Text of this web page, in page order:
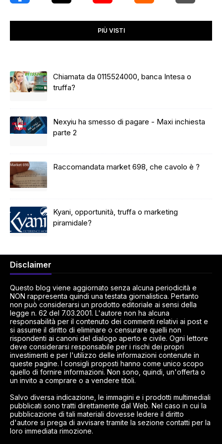
PIÙ VISTI
Chiamata da 0115524000, banca Intesa o
truffa?
Nexyiu ha smesso di pagare - Maxi inchiesta
parte 2
Raccomandata market 698, che cavolo è ?
Kyani, opportunità, truffa o marketing
piramidale?
Disclaimer
Questo blog viene aggiornato senza alcuna periodicità e
NON rappresenta quindi una testata giornalistica. Pertanto
non può considerarsi un prodotto editoriale ai sensi della
legge n. 62 del 7.03.2001. L'autore non ha alcuna
responsabilità per il contenuto dei commenti relativi ai post e
si assume il diritto di eliminare o censurare quelli non
rispondenti ai canoni del dialogo aperto e civile. Ogni lettore
deve considerarsi responsabile per i rischi dei propri
investimenti e per l'utilizzo delle informazioni contenute in
queste pagine. I consigli proposti hanno come unico scopo
quello di fornire informazioni. Non sono, quindi, un'offerta o
un invito a comprare o a vendere titoli.
Salvo diversa indicazione, le immagini e i prodotti multimediali
pubblicati sono tratti direttamente dal Web. Nel caso in cui la
pubblicazione di tali materiali dovesse ledere il diritto
d'autore si prega di avvisare tramite la sezione contatti per la
loro immediata rimozione.